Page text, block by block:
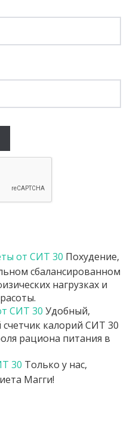
от СИТ 30 Похудение,
сбалансированном
нагрузках и
СИТ 30 Удобный,
калорий СИТ 30
рациона питания в
30 Только у нас,
Магги!